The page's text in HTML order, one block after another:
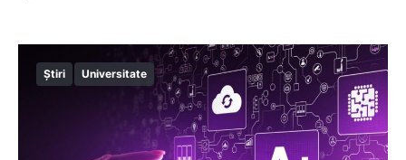
Știri Universitate